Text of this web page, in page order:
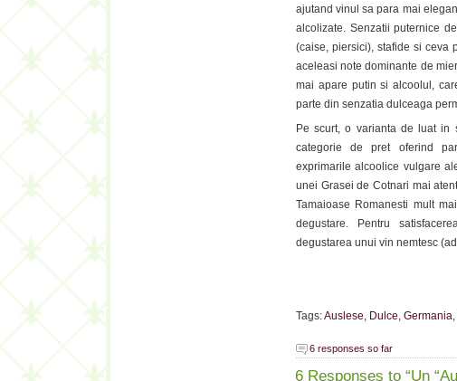
ajutand vinul sa para mai
alcolizate. Senzatii puternice
(caise, piersici), stafide si ceva
aceleasi note dominante de
mai apare putin si alcoolul,
parte din senzatia dulceaga
Pe scurt, o varianta de luat in
categorie de pret oferind
exprimarile alcoolice vulgare
unei Grasei de Cotnari mai
Tamaioase Romanesti mult
degustare. Pentru
degustarea unui vin nemtesc
Tags:Auslese, Dulce, Germania,
6 responses so far
6 Responses to “Un